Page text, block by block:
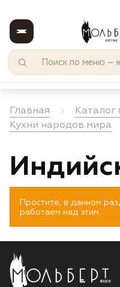
Главная
Каталог
Кухни народов мира
Простите, в данном
работаем над этим.